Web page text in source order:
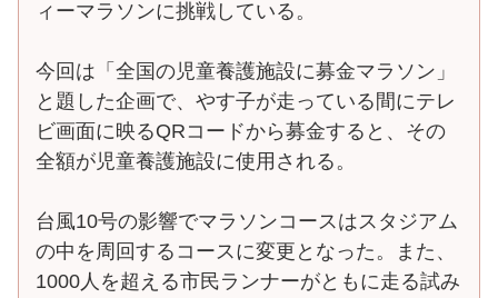
ィーマラソンに挑戦している。
今回は「全国の児童養護施設に募金マラソン」
と題した企画で、やす子が走っている間にテレ
ビ画面に映るQRコードから募金すると、その
全額が児童養護施設に使用される。
台風10号の影響でマラソンコースはスタジアム
の中を周回するコースに変更となった。また、
1000人を超える市民ランナーがともに走る試み